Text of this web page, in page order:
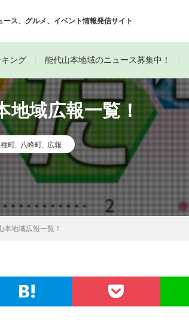
ス、グルメ、イベント情報発信サイト
ング 能代山本地域のニュース募集中！
域広報一覧！
町 八峰町 広報
地域広報一覧！